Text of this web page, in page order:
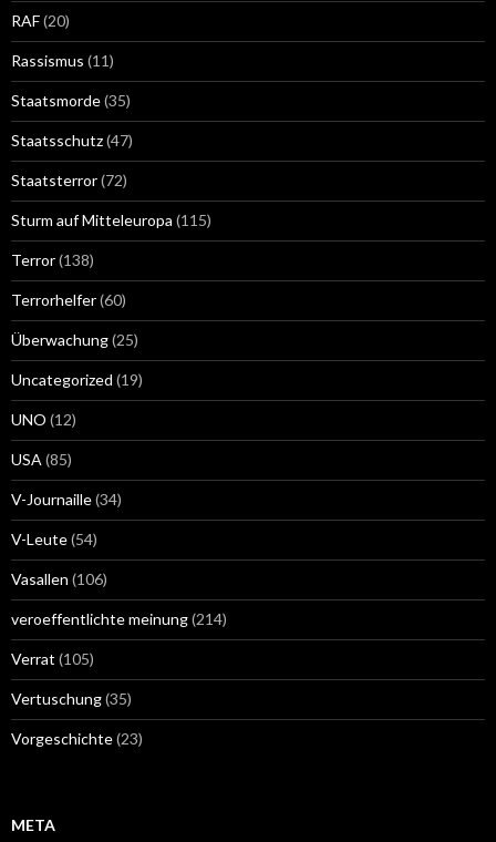
RAF(20)
Rassismus (11)
Staatsmorde(35)
Staatsschutz(47)
Staatsterror(72)
Sturm auf Mitteleuropa (115)
Terror(138)
Terrorhelfer(60)
Überwachung(25)
Uncategorized (19)
UNO (12)
USA (85)
V-Journaille(34)
V-Leute(54)
Vasallen (106)
veroeffentlichte meinung(214)
Verrat (105)
Vertuschung(35)
Vorgeschichte(23)
META